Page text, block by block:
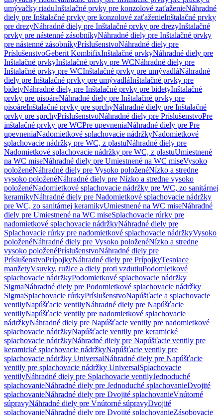
umývačky riaduInštalačné prvky pre konzolové zaťaženieNáhradné
diely pre Inštalačné prvky pre konzolové zaťaženieInštalačné prvky
pre drezyNáhradné diely pre Inštalačné prvky pre drezyInštalačné
prvky pre nástenné zásobníkyNáhradné diely pre Inštalačné prvky
pre nástenné zásobníkyPríslušenstvoNáhradné diely pre
PríslušenstvoGeberit KombifixInštalačné prvkyNáhradné diely pre
Inštalačné prvkyInštalačné prvky pre WCNáhradné diely pre
Inštalačné prvky pre WCInštalačné prvky pre umývadláNáhradné
diely pre Inštalačné prvky pre umývadláInštalačné prvky pre
bidetyNáhradné diely pre Inštalačné prvky pre bidetyInštalačné
prvky pre pisoáreNáhradné diely pre Inštalačné prvky pre
pisoáreInštalačné prvky pre sprchyNáhradné diely pre Inštalačné
prvky pre sprchyPríslušenstvoNáhradné diely pre PríslušenstvoPre
inštalačné prvky pre WCPre upevneniaNáhradné diely pre Pre
upevneniaNadomietkové splachovacie nádržkyNadomietkové
splachovacie nádržky pre WC, z plastuNáhradné diely pre
Nadomietkové splachovacie nádržky pre WC, z plastuUmiestnené
na WC miseNáhradné diely pre Umiestnené na WC miseVysoko
položenéNáhradné diely pre Vysoko položenéNízko a stredne
vysoko položenéNáhradné diely pre Nízko a stredne vysoko
položenéNadomietkové splachovacie nádržky pre WC, zo sanitárnej
keramikyNáhradné diely pre Nadomietkové splachovacie nádržky
pre WC, zo sanitárnej keramikyUmiestnené na WC miseNáhradné
diely pre Umiestnené na WC miseSplachovacie rúrky pre
nadomietkové splachovacie nádržkyNáhradné diely pre
Splachovacie rúrky pre nadomietkové splachovacie nádržkyVysoko
položenéNáhradné diely pre Vysoko položenéNízko a stredne
vysoko položenéPríslušenstvoNáhradné diely pre
PríslušenstvoPrípojkyNáhradné diely pre PrípojkyTesniace
manžetyVsuvky, ružice a diely proti vzdutiuPodomietkové
splachovacie nádržkyPodomietkové splachovacie nádržky
SigmaNáhradné diely pre Podomietkové splachovacie nádržky
SigmaSplachovacie rúrkyPríslušenstvoNapúšťacie a splachovacie
ventilyNapúšťacie ventilyNáhradné diely pre Napúšťacie
ventilyNapúšťacie ventily pre nadomietkové splachovacie
nádržkyNáhradné diely pre Napúšťacie ventily pre nadomietkové
splachovacie nádržkyNapúšťacie ventily pre keramické
splachovacie nádržkyNáhradné diely pre Napúšťacie ventily pre
keramické splachovacie nádržkyNapúšťacie ventily pre
splachovacie nádržky UniversalNáhradné diely pre Napúšťacie
ventily pre splachovacie nádržky UniversalSplachovacie
ventilyNáhradné diely pre Splachovacie ventilyJednoduché
splachovanieNáhradné diely pre Jednoduché splachovanieDvojité
splachovanieNáhradné diely pre Dvojité splachovanieVnútorné
súpravyNáhradné diely pre Vnútorné súpravyDvojité
splachovanieNáhradné diely pre Dvojité splachovanieZásobovacie